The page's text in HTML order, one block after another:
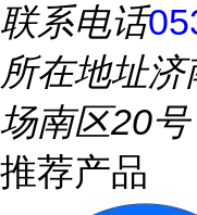
联系电话
所在地址济
场南区20号
推荐产品